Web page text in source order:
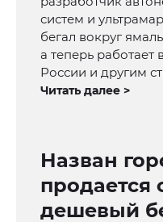
систем и
бегал вокруг
а теперь работает
России и другим
Читать далее >
Назван
продается
дешевый